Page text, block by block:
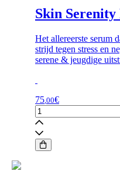
Skin
Het allereerste serum
strijd tegen stress en
serene & jeugdige
75,00€
Skin
Serenity
Night
Serum
aantal